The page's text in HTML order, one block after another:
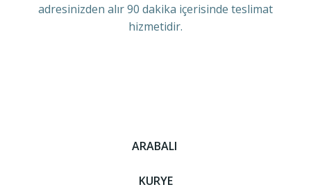
adresinizden alır 90 dakika içerisinde teslimat
hizmetidir.
ARABALI
KURYE